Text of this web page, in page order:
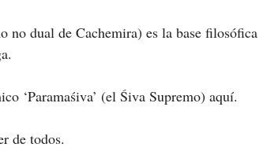
no dual de Cachemira) es la base filosófica
‘Paramaśiva’ (el Śiva Supremo) aquí.
de todos.